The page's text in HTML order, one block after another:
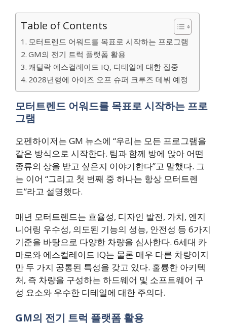
Table of Contents
모터트렌드 어워드를 목표로 시작하는 프로그램
GM의 전기 트럭 플랫폼 활용
캐딜락 에스컬레이드 IQ, 디테일에 대한 집중
2028년형에 아이즈 오프 슈퍼 크루즈 데뷔 예정
모터트렌드 어워드를 목표로 시작하는 프로
그램
오펜하이저는 GM 뉴스에 “우리는 모든 프로그램을
같은 방식으로 시작한다. 팀과 함께 방에 앉아 어떤
종류의 상을 받고 싶은지 이야기한다”고 말했다. 그
는 이어 “그리고 첫 번째 중 하나는 항상 모터트렌
드”라고 설명했다.
매년 모터트렌드는 효율성, 디자인 발전, 가치, 엔지
니어링 우수성, 의도된 기능의 성능, 안전성 등 6가지
기준을 바탕으로 다양한 차량을 심사한다. 6세대 카
마로와 에스컬레이드 IQ는 물론 매우 다른 차량이지
만 두 가지 공통된 특성을 갖고 있다. 훌륭한 아키텍
처, 즉 차량을 구성하는 하드웨어 및 소프트웨어 구
성 요소와 우수한 디테일에 대한 주의다.
GM의 전기 트럭 플랫폼 활용